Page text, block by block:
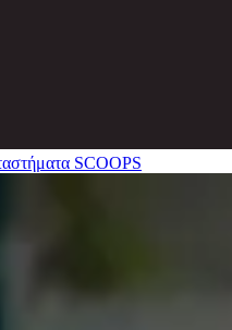
SCOOPS